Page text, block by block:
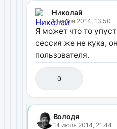
Николай
14 июля 2014, 13:50
Я может что то
сессия же не кука,
пользователя.
0
Володя
14 июля 2014, 21:44